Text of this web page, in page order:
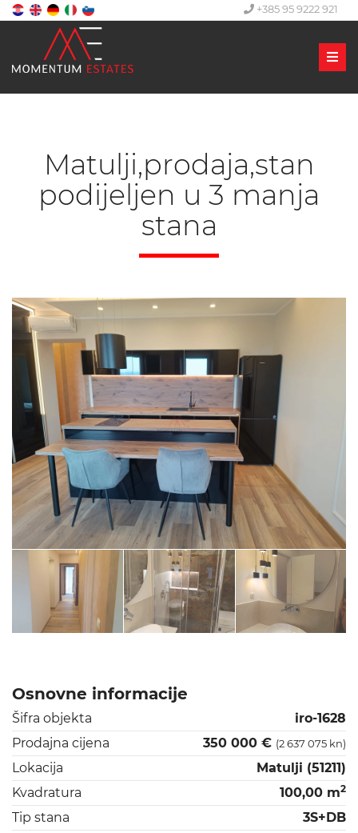
+385 95 9222 921
Matulji,prodaja,stan
podijeljen u 3 manja
stana
Osnovne informacije
Šifra objekta
iro-1628
Prodajna cijena
350 000 € (2 637 075 kn)
Lokacija
Matulji (51211)
Kvadratura
100,00 m2
Tip stana
3S+DB